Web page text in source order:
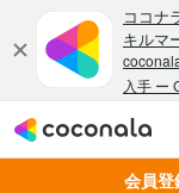
会員登